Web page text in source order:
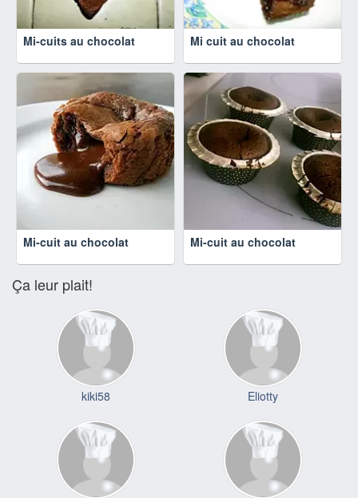
Mi-cuits au chocolat Mi cuit au chocolat
Mi-cuit au chocolat Mi-cuit au chocolat
Ça leur plait!
kiki58 Eliotty